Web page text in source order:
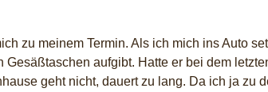
zu meinem Termin. Als ich mich ins Auto
Gesäßtaschen aufgibt. Hatte er bei dem
geht nicht, dauert zu lang. Da ich ja zu